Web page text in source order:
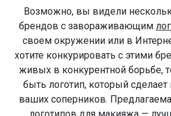
Возможно, вы видели
брендов с завораживающим
своем окружении или в
хотите конкурировать с этими
живых в конкурентной борьбе,
быть логотип, который
ваших соперников.
логотипов для макияжа —